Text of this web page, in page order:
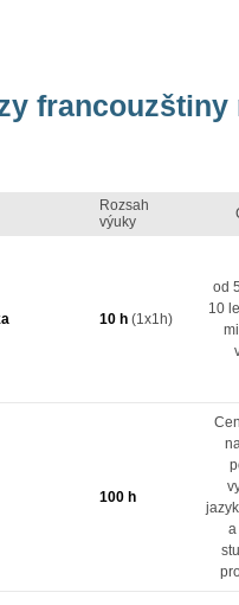
francouzštiny
Rozsah
výuky
10 h (1x1h)
od
10
100 h
a